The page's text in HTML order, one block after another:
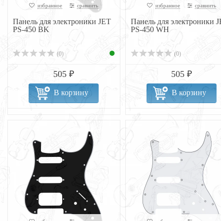
избранное сравнить
Панель для электроники JET
PS-450 BK
(0)
505 ₽
В корзину
избранное сравнить
Панель для электроники
PS-450 WH
(0)
505 ₽
В корзину